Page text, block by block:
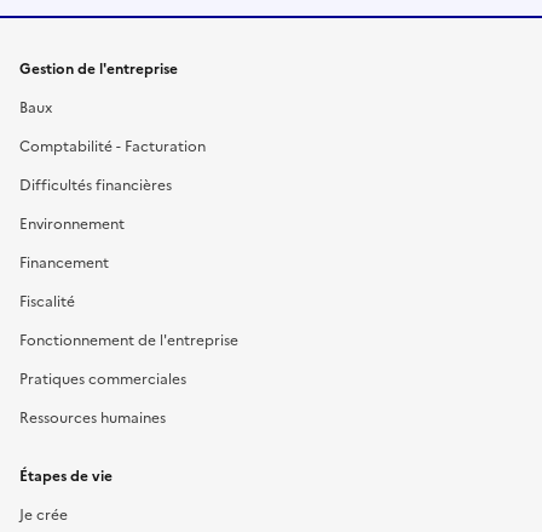
Gestion de l'entreprise
Baux
Comptabilité - Facturation
Difficultés financières
Environnement
Financement
Fiscalité
Fonctionnement de l'entreprise
Pratiques commerciales
Ressources humaines
Étapes de vie
Je crée